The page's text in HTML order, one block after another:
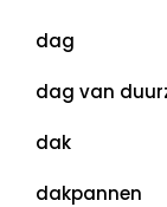
dag
dag van
dak
dakpannen